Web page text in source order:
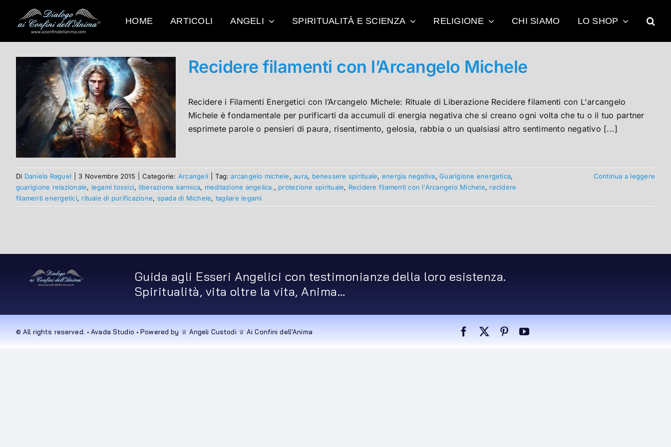
contenuto
HOME ARTICOLI ANGELI SPIRITUALITÀ E SCIENZA RELIGIONE CHI SIAMO LO SHOP
Recidere filamenti con l’Arcangelo Michele
Recidere i Filamenti Energetici con l’Arcangelo Michele: Rituale di Liberazione Recidere filamenti con L'arcangelo
Michele è fondamentale per purificarti da accumuli di energia negativa che si creano ogni volta che tu o il tuo partner
esprimete parole o pensieri di paura, risentimento, gelosia, rabbia o un qualsiasi altro sentimento negativo [...]
Di Daniela Raguel 3 Novembre 2015 Categorie: Arcangeli Tag:arcangelo michele,aura, benessere spirituale, energia negativa,Guarigione energetica,
guarigione relazionale, legami tossici, liberazione karmica, meditazione angelica., protezione spirituale, Recidere filamenti con l'Arcangelo Michele, recidere
filamenti energetici, rituale di purificazione, spada di Michele, tagliare legami
Continua a leggere
Guida agli Esseri Angelici con testimonianze della loro esistenza.
Spiritualità, vita oltre la vita, Anima…
© All rights reserved. • Avada Studio • Powered by ♕ Angeli Custodi ♕ Ai Confini dell’Anima